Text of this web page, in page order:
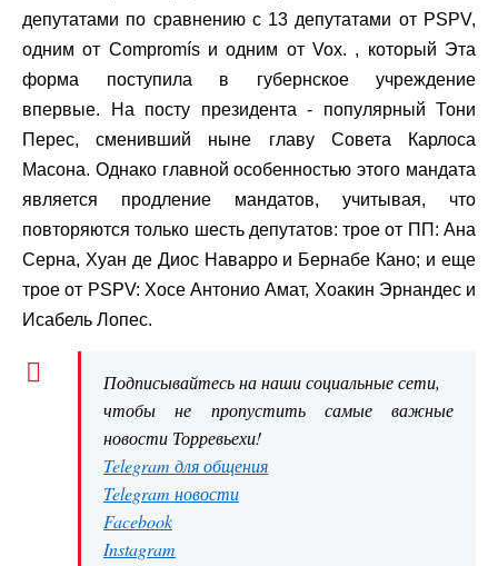
депутатами по сравнению с 13 депутатами от PSPV,
одним от Compromís и одним от Vox. , который Эта
форма поступила в губернское учреждение
впервые. На посту президента - популярный Тони
Перес, сменивший ныне главу Совета Карлоса
Масона. Однако главной особенностью этого мандата
является продление мандатов, учитывая, что
повторяются только шесть депутатов: трое от ПП: Ана
Серна, Хуан де Диос Наварро и Бернабе Кано; и еще
трое от PSPV: Хосе Антонио Амат, Хоакин Эрнандес и
Исабель Лопес.
Подписывайтесь на наши социальные сети,
чтобы не пропустить самые важные
новости Торревьехи!
Telegram для общения
Telegram новости
Facebook
Instagram